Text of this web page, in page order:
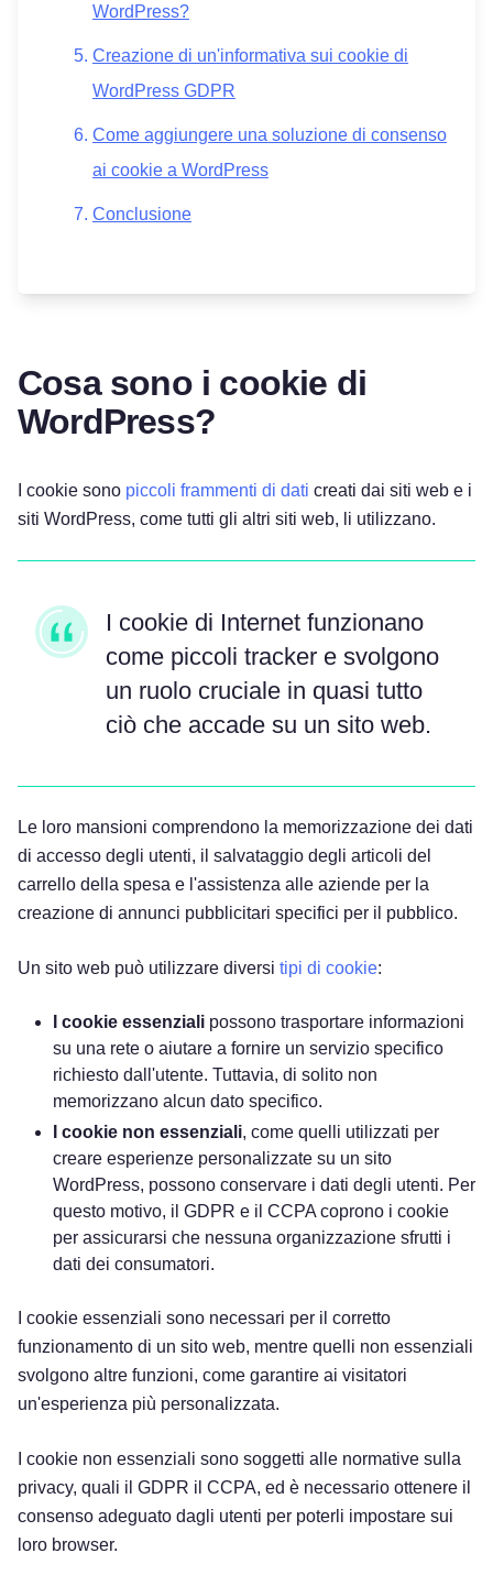
WordPress?
Creazione di un'informativa sui cookie di
WordPress GDPR
Come aggiungere una soluzione di consenso
ai cookie a WordPress
Conclusione
Cosa sono i cookie di
WordPress?
I cookie sono piccoli frammenti di dati creati dai siti web e i
siti WordPress, come tutti gli altri siti web, li utilizzano.
I cookie di Internet funzionano
come piccoli tracker e svolgono
un ruolo cruciale in quasi tutto
ciò che accade su un sito web.
Le loro mansioni comprendono la memorizzazione dei dati
di accesso degli utenti, il salvataggio degli articoli del
carrello della spesa e l'assistenza alle aziende per la
creazione di annunci pubblicitari specifici per il pubblico.
Un sito web può utilizzare diversi tipi di cookie:
I cookie essenziali possono trasportare informazioni
su una rete o aiutare a fornire un servizio specifico
richiesto dall'utente. Tuttavia, di solito non
memorizzano alcun dato specifico.
I cookie non essenziali, come quelli utilizzati per
creare esperienze personalizzate su un sito
WordPress, possono conservare i dati degli utenti. Per
questo motivo, il GDPR e il CCPA coprono i cookie
per assicurarsi che nessuna organizzazione sfrutti i
dati dei consumatori.
I cookie essenziali sono necessari per il corretto
funzionamento di un sito web, mentre quelli non essenziali
svolgono altre funzioni, come garantire ai visitatori
un'esperienza più personalizzata.
I cookie non essenziali sono soggetti alle normative sulla
privacy, quali il GDPR il CCPA, ed è necessario ottenere il
consenso adeguato dagli utenti per poterli impostare sui
loro browser.